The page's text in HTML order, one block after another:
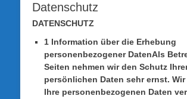
Datenschutz
DATENSCHUTZ
1 Information über die Erhebung
personenbezogener DatenAls
Seiten nehmen wir den Schutz
persönlichen Daten sehr ernst.
Ihre personenbezogenen Daten